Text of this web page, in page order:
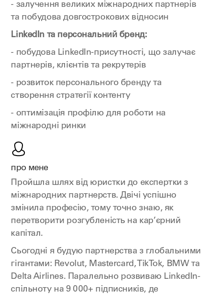
- залучення великих міжнародних партнерів
та побудова довгострокових відносин
LinkedIn та персональний бренд:
- побудова LinkedIn-присутності, що залучає
партнерів, клієнтів та рекрутерів
- розвиток персонального бренду та
створення стратегії контенту
- оптимізація профілю для роботи на
міжнародні ринки
про мене
Пройшла шлях від юристки до експертки з
міжнародних партнерств. Двічі успішно
змінила професію, тому точно знаю, як
перетворити розгубленість на кар’єрний
капітал.
Сьогодні я будую партнерства з глобальними
гігантами: Revolut, Mastercard, TikTok, BMW та
Delta Airlines. Паралельно розвиваю LinkedIn-
спільноту на 9 000+ підписників, де